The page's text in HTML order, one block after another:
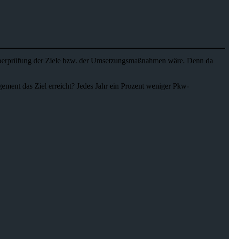
der Ziele bzw. der Umsetzungsmaßnahmen wäre. Denn da
das Ziel erreicht? Jedes Jahr ein Prozent weniger Pkw-